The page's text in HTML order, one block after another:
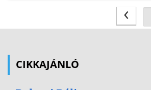
‹
CIKKAJÁNLÓ